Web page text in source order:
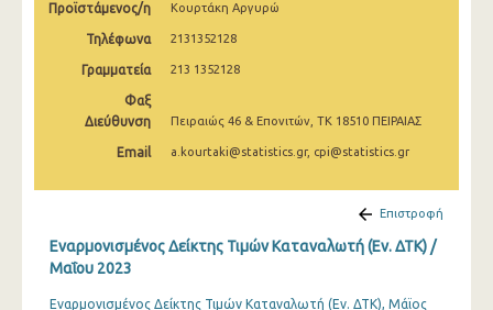
Νοεμβρίου 2024
Οκτωβρίου 2024
Σεπτεμβρίου 2024
Αυγούστου 2024
Ιουλίου 2024
Μαΐου 2024
Προϊστάμενος/η Κουρτάκη Αργυρώ
Τηλέφωνα 2131352128
Γραμματεία 213 1352128
Φαξ
Διεύθυνση
Πειραιώς 46 & Επονιτών, ΤΚ 18510 ΠΕΙΡΑΙΑΣ
Email a.kourtaki@statistics.gr, cpi@statistics.gr
Επιστροφή
Εναρμονισμένος Δείκτης Τιμών Καταναλωτή (Εν. ΔΤΚ) /
Μαΐου 2023
Εναρμονισμένος Δείκτης Τιμών Καταναλωτή (Εν. ΔΤΚ), Μάϊος